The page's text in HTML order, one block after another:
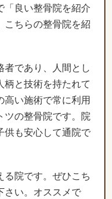
者であり、人間とし
柄と技術を持たれて
い施術で常に利用
供も安心して通院で
る院です。ぜひこち
さい。オススメで